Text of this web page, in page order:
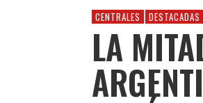
CENTRALES DESTACADAS
LA